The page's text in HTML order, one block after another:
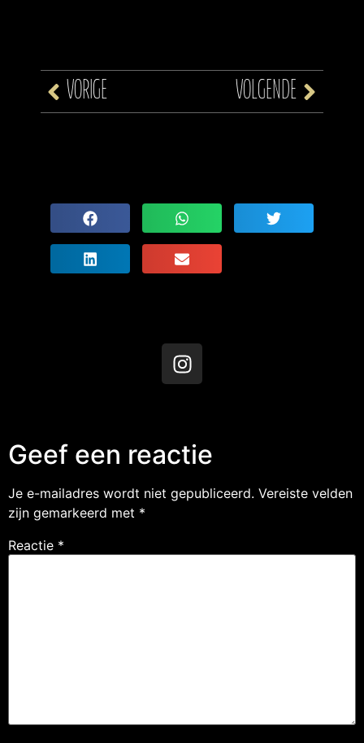
VORIGE VOLGENDE
Geef een reactie
Je e-mailadres wordt niet gepubliceerd. Vereiste velden
zijn gemarkeerd met *
Reactie *